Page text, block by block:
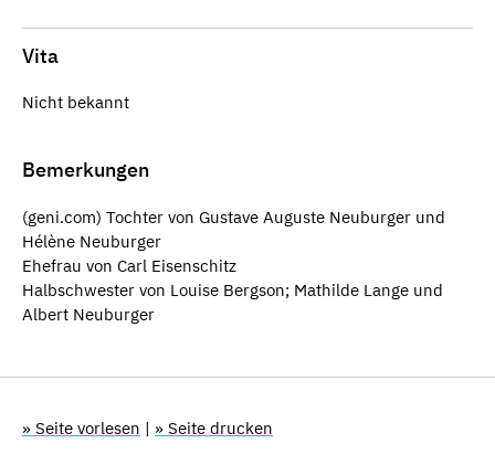
Vita
Nicht bekannt
Bemerkungen
(geni.com) Tochter von Gustave Auguste Neuburger und
Hélène Neuburger
Ehefrau von Carl Eisenschitz
Halbschwester von Louise Bergson; Mathilde Lange und
Albert Neuburger
» Seite vorlesen | » Seite drucken